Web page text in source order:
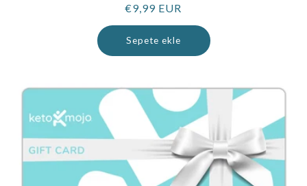
Normal
fiyat
€9,99 EUR
Sepete ekle